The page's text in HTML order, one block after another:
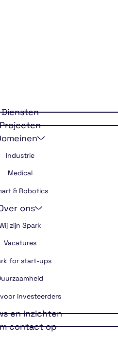
Diensten
Industrie
Medical
& Robotics
ons
zijn Spark
Vacatures
for start-ups
investeerders
en inzichten
contact op